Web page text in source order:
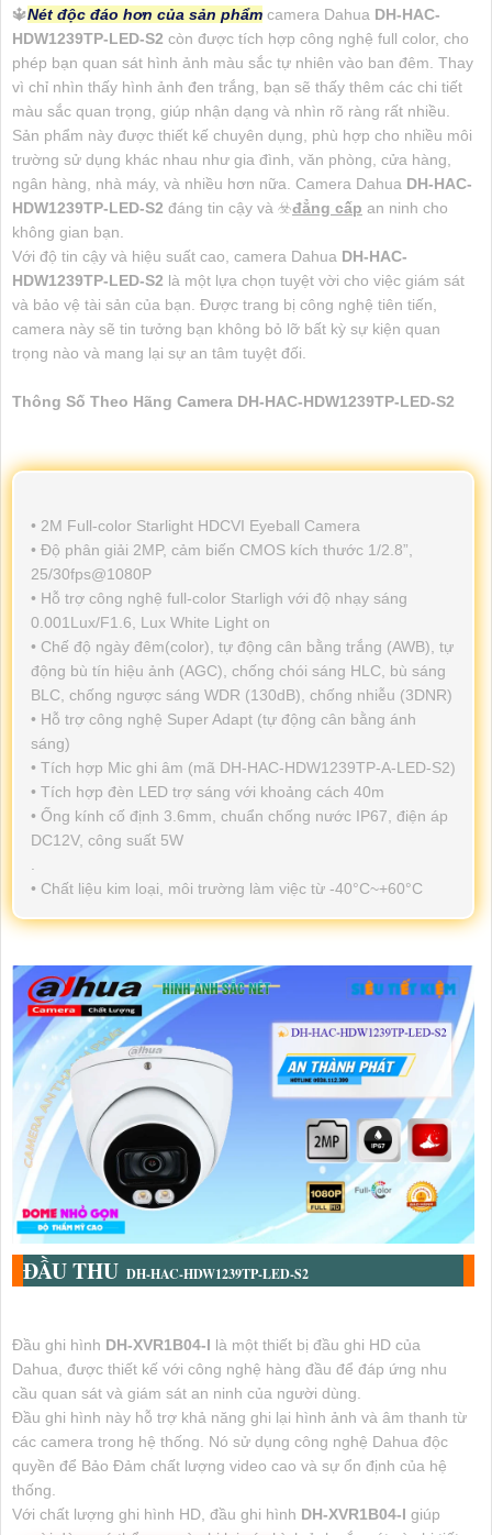
🔱Nét độc đáo hơn của sản phẩm camera Dahua DH-HAC-
HDW1239TP-LED-S2 còn được tích hợp công nghệ full color, cho
phép bạn quan sát hình ảnh màu sắc tự nhiên vào ban đêm. Thay
vì chỉ nhìn thấy hình ảnh đen trắng, bạn sẽ thấy thêm các chi tiết
màu sắc quan trọng, giúp nhận dạng và nhìn rõ ràng rất nhiều.
Sản phẩm này được thiết kế chuyên dụng, phù hợp cho nhiều môi
trường sử dụng khác nhau như gia đình, văn phòng, cửa hàng,
ngân hàng, nhà máy, và nhiều hơn nữa. Camera Dahua DH-HAC-
HDW1239TP-LED-S2 đáng tin cậy và ☣️đẳng cấp an ninh cho
không gian bạn.
Với độ tin cậy và hiệu suất cao, camera Dahua DH-HAC-
HDW1239TP-LED-S2 là một lựa chọn tuyệt vời cho việc giám sát
và bảo vệ tài sản của bạn. Được trang bị công nghệ tiên tiến,
camera này sẽ tin tưởng bạn không bỏ lỡ bất kỳ sự kiện quan
trọng nào và mang lại sự an tâm tuyệt đối.
Thông Số Theo Hãng Camera DH-HAC-HDW1239TP-LED-S2
• 2M Full-color Starlight HDCVI Eyeball Camera
• Độ phân giải 2MP, cảm biến CMOS kích thước 1/2.8”,
25/30fps@1080P
• Hỗ trợ công nghệ full-color Starligh với độ nhạy sáng
0.001Lux/F1.6, Lux White Light on
• Chế độ ngày đêm(color), tự động cân bằng trắng (AWB), tự
động bù tín hiệu ảnh (AGC), chống chói sáng HLC, bù sáng
BLC, chống ngược sáng WDR (130dB), chống nhiễu (3DNR)
• Hỗ trợ công nghệ Super Adapt (tự động cân bằng ánh
sáng)
• Tích hợp Mic ghi âm (mã DH-HAC-HDW1239TP-A-LED-S2)
• Tích hợp đèn LED trợ sáng với khoảng cách 40m
• Ống kính cố định 3.6mm, chuẩn chống nước IP67, điện áp
DC12V, công suất 5W
• Chất liệu kim loại, môi trường làm việc từ -40°C~+60°C
ĐẦU THU DH-HAC-HDW1239TP-LED-S2
Đầu ghi hình DH-XVR1B04-I là một thiết bị đầu ghi HD của
Dahua, được thiết kế với công nghệ hàng đầu để đáp ứng nhu
cầu quan sát và giám sát an ninh của người dùng.
Đầu ghi hình này hỗ trợ khả năng ghi lại hình ảnh và âm thanh từ
các camera trong hệ thống. Nó sử dụng công nghệ Dahua độc
quyền để Bảo Đảm chất lượng video cao và sự ổn định của hệ
thống.
Với chất lượng ghi hình HD, đầu ghi hình DH-XVR1B04-I giúp